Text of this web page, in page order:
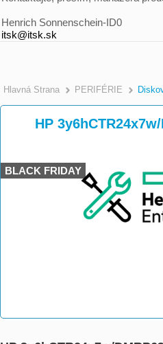
Henrich Sonnenschein-ID0
itsk@itsk.sk
Hlavná Strana >
PERIFÉRIE
HP
BLACK FRIDAY